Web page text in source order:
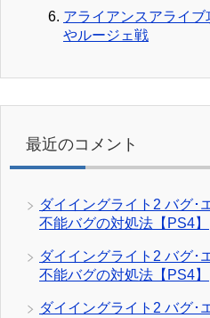
アライアンスアライ
やルージェ戦
最近のコメント
ダイイングライト2 バグ･
不能バグの対処法【PS4】
ダイイングライト2 バグ･
不能バグの対処法【PS4】
ダイイングライト2 バグ･